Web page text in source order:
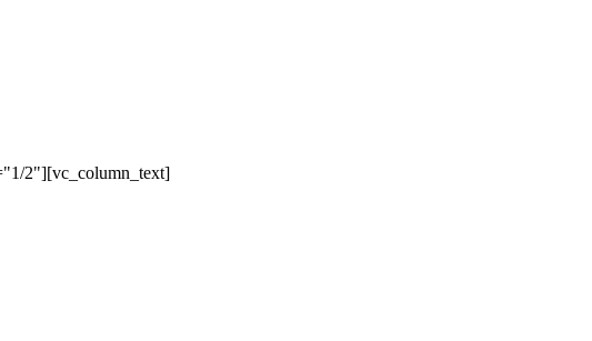
2"][vc_column_text]